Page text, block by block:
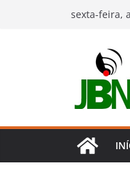
sexta-feira,